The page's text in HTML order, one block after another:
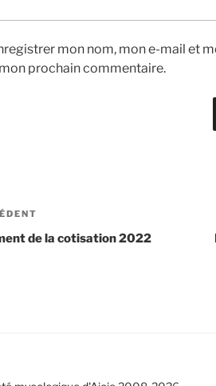
mon nom, mon e-mail et
prochain commentaire.
de la cotisation 2022